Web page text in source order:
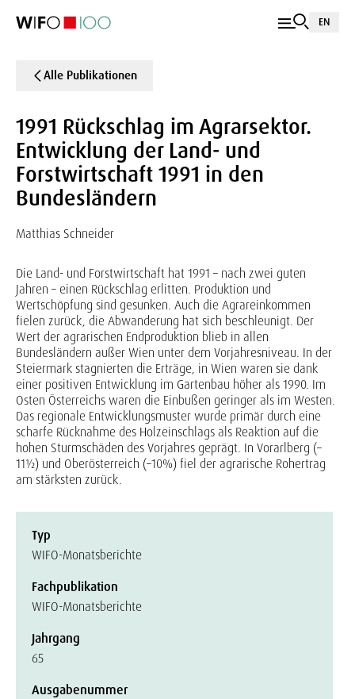
EN
Alle Publikationen
1991 Rückschlag im Agrarsektor.
Entwicklung der Land- und
Forstwirtschaft 1991 in den
Bundesländern
Matthias Schneider
Die Land- und Forstwirtschaft hat 1991 – nach zwei guten
Jahren – einen Rückschlag erlitten. Produktion und
Wertschöpfung sind gesunken. Auch die Agrareinkommen
fielen zurück, die Abwanderung hat sich beschleunigt. Der
Wert der agrarischen Endproduktion blieb in allen
Bundesländern außer Wien unter dem Vorjahresniveau. In der
Steiermark stagnierten die Erträge, in Wien waren sie dank
einer positiven Entwicklung im Gartenbau höher als 1990. Im
Osten Österreichs waren die Einbußen geringer als im Westen.
Das regionale Entwicklungsmuster wurde primär durch eine
scharfe Rücknahme des Holzeinschlags als Reaktion auf die
hohen Sturmschäden des Vorjahres geprägt. In Vorarlberg (–
11½) und Oberösterreich (–10%) fiel der agrarische Rohertrag
am stärksten zurück.
Typ
WIFO-Monatsberichte
Fachpublikation
WIFO-Monatsberichte
Jahrgang
65
Ausgabenummer